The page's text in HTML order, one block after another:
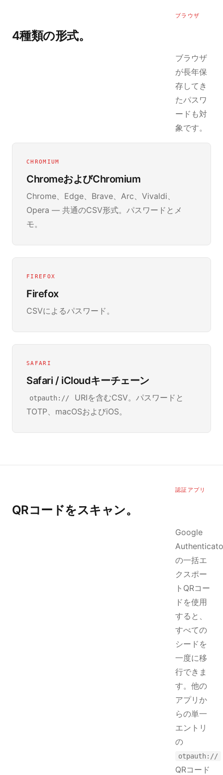
ブラウザ
4種類の形式。
ブラウザ
が長年保
存してき
たパスワ
ードも対
象です。
CHROMIUM
ChromeおよびChromium
Chrome、Edge、Brave、Arc、Vivaldi、
Opera — 共通のCSV形式。パスワードとメ
モ。
FIREFOX
Firefox
CSVによるパスワード。
SAFARI
Safari / iCloudキーチェーン
otpauth://
URIを含むCSV。パスワードと
TOTP、macOSおよびiOS。
認証アプリ
QRコードをスキャン。
Google
の一括エ
クスポー
トQRコー
ドを使用
すると、
すべての
シードを
一度に移
行できま
す。他の
アプリか
らの単一
エントリ
の
otpauth://
QRコード